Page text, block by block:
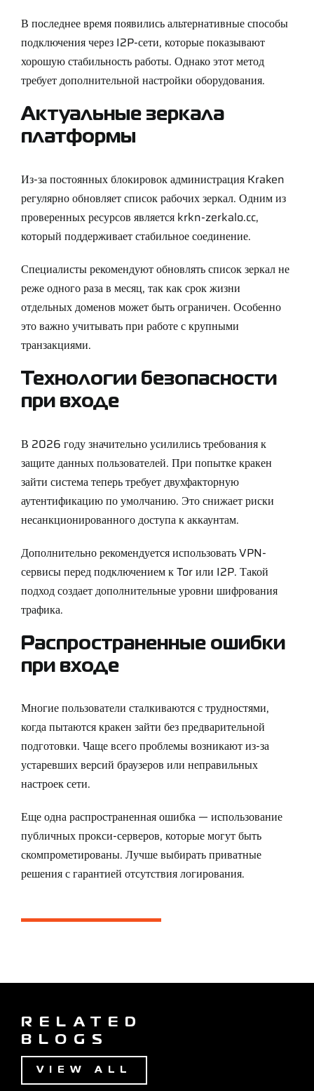
В последнее время появились альтернативные способы
подключения через I2P-сети, которые показывают
хорошую стабильность работы. Однако этот метод
требует дополнительной настройки оборудования.
Актуальные зеркала
платформы
Из-за постоянных блокировок администрация Kraken
регулярно обновляет список рабочих зеркал. Одним из
проверенных ресурсов является krkn-zerkalo.cc,
который поддерживает стабильное соединение.
Специалисты рекомендуют обновлять список зеркал не
реже одного раза в месяц, так как срок жизни
отдельных доменов может быть ограничен. Особенно
это важно учитывать при работе с крупными
транзакциями.
Технологии безопасности
при входе
В 2026 году значительно усилились требования к
защите данных пользователей. При попытке кракен
зайти система теперь требует двухфакторную
аутентификацию по умолчанию. Это снижает риски
несанкционированного доступа к аккаунтам.
Дополнительно рекомендуется использовать VPN-
сервисы перед подключением к Tor или I2P. Такой
подход создает дополнительные уровни шифрования
трафика.
Распространенные ошибки
при входе
Многие пользователи сталкиваются с трудностями,
когда пытаются кракен зайти без предварительной
подготовки. Чаще всего проблемы возникают из-за
устаревших версий браузеров или неправильных
настроек сети.
Еще одна распространенная ошибка — использование
публичных прокси-серверов, которые могут быть
скомпрометированы. Лучше выбирать приватные
решения с гарантией отсутствия логирования.
RELATED
BLOGS
VIEW ALL